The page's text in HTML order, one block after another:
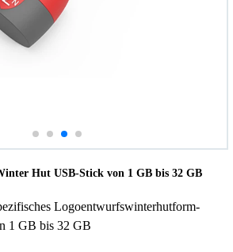
Hut USB-Stick von 1 GB bis 32 GB
Logoentwurfswinterhutform-
1 GB bis 32 GB